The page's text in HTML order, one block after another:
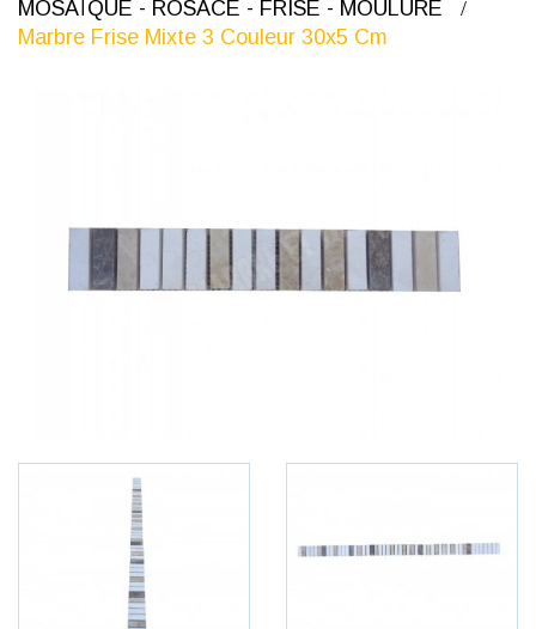
MOSAÏQUE - ROSACE - FRISE - MOULURE
Marbre Frise Mixte 3 Couleur 30x5 Cm